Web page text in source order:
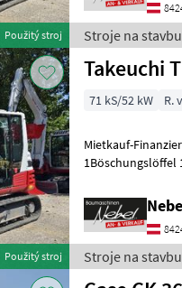
Použitý stroj Stroje na
Použitý stroj
Takeuchi
71 kS/52 kW R.
Mietkauf-
1Böschungslöffel
Stroje na